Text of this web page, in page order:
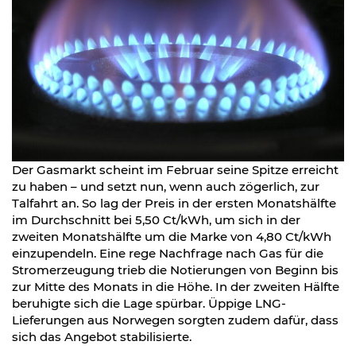
Der Gasmarkt scheint im Februar seine Spitze erreicht
zu haben – und setzt nun, wenn auch zögerlich, zur
Talfahrt an. So lag der Preis in der ersten Monatshälfte
im Durchschnitt bei 5,50 Ct/kWh, um sich in der
zweiten Monatshälfte um die Marke von 4,80 Ct/kWh
einzupendeln. Eine rege Nachfrage nach Gas für die
Stromerzeugung trieb die Notierungen von Beginn bis
zur Mitte des Monats in die Höhe. In der zweiten Hälfte
beruhigte sich die Lage spürbar. Üppige LNG-
Lieferungen aus Norwegen sorgten zudem dafür, dass
sich das Angebot stabilisierte.